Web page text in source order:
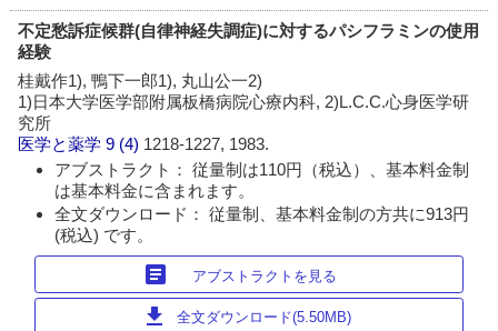
不定愁訴症候群(自律神経失調症)に対するパシフラミンの使用
経験
桂戴作1), 鴨下一郎1), 丸山公一2)
1)日本大学医学部附属板橋病院心療内科, 2)L.C.C.心身医学研
究所
医学と薬学 9 (4) 1218-1227, 1983.
アブストラクト： 従量制は110円（税込）、基本料金制
は基本料金に含まれます。
全文ダウンロード： 従量制、基本料金制の方共に913円
(税込) です。
article アブストラクトを見る
download 全文ダウンロード(5.50MB)